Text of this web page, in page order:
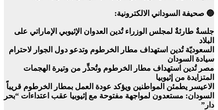
🔵 صحيفة السوداني الالكترونية:
جلسةٌ طارئةٌ لمجلس الوزراء تُدين العدوان الإثيوبي الإماراتي على
البلاد
السعوديّة تُدين استهداف مطار الخرطوم وتدعو دول الجوار لاحترام
سيادة السودان
مصر تُدين استهداف مطار الخرطوم وتُحذِّر من وتيرة الهجمات
المتزايدة من إثيوبيا
الاعيسر يطمئن المواطنين ويؤكد عودة العمل بمطار الخرطوم قريباً
السودان: مستعدون لمواجهة مفتوحة مع إثيوبيا عقب اعتداءات “بحر
دار”